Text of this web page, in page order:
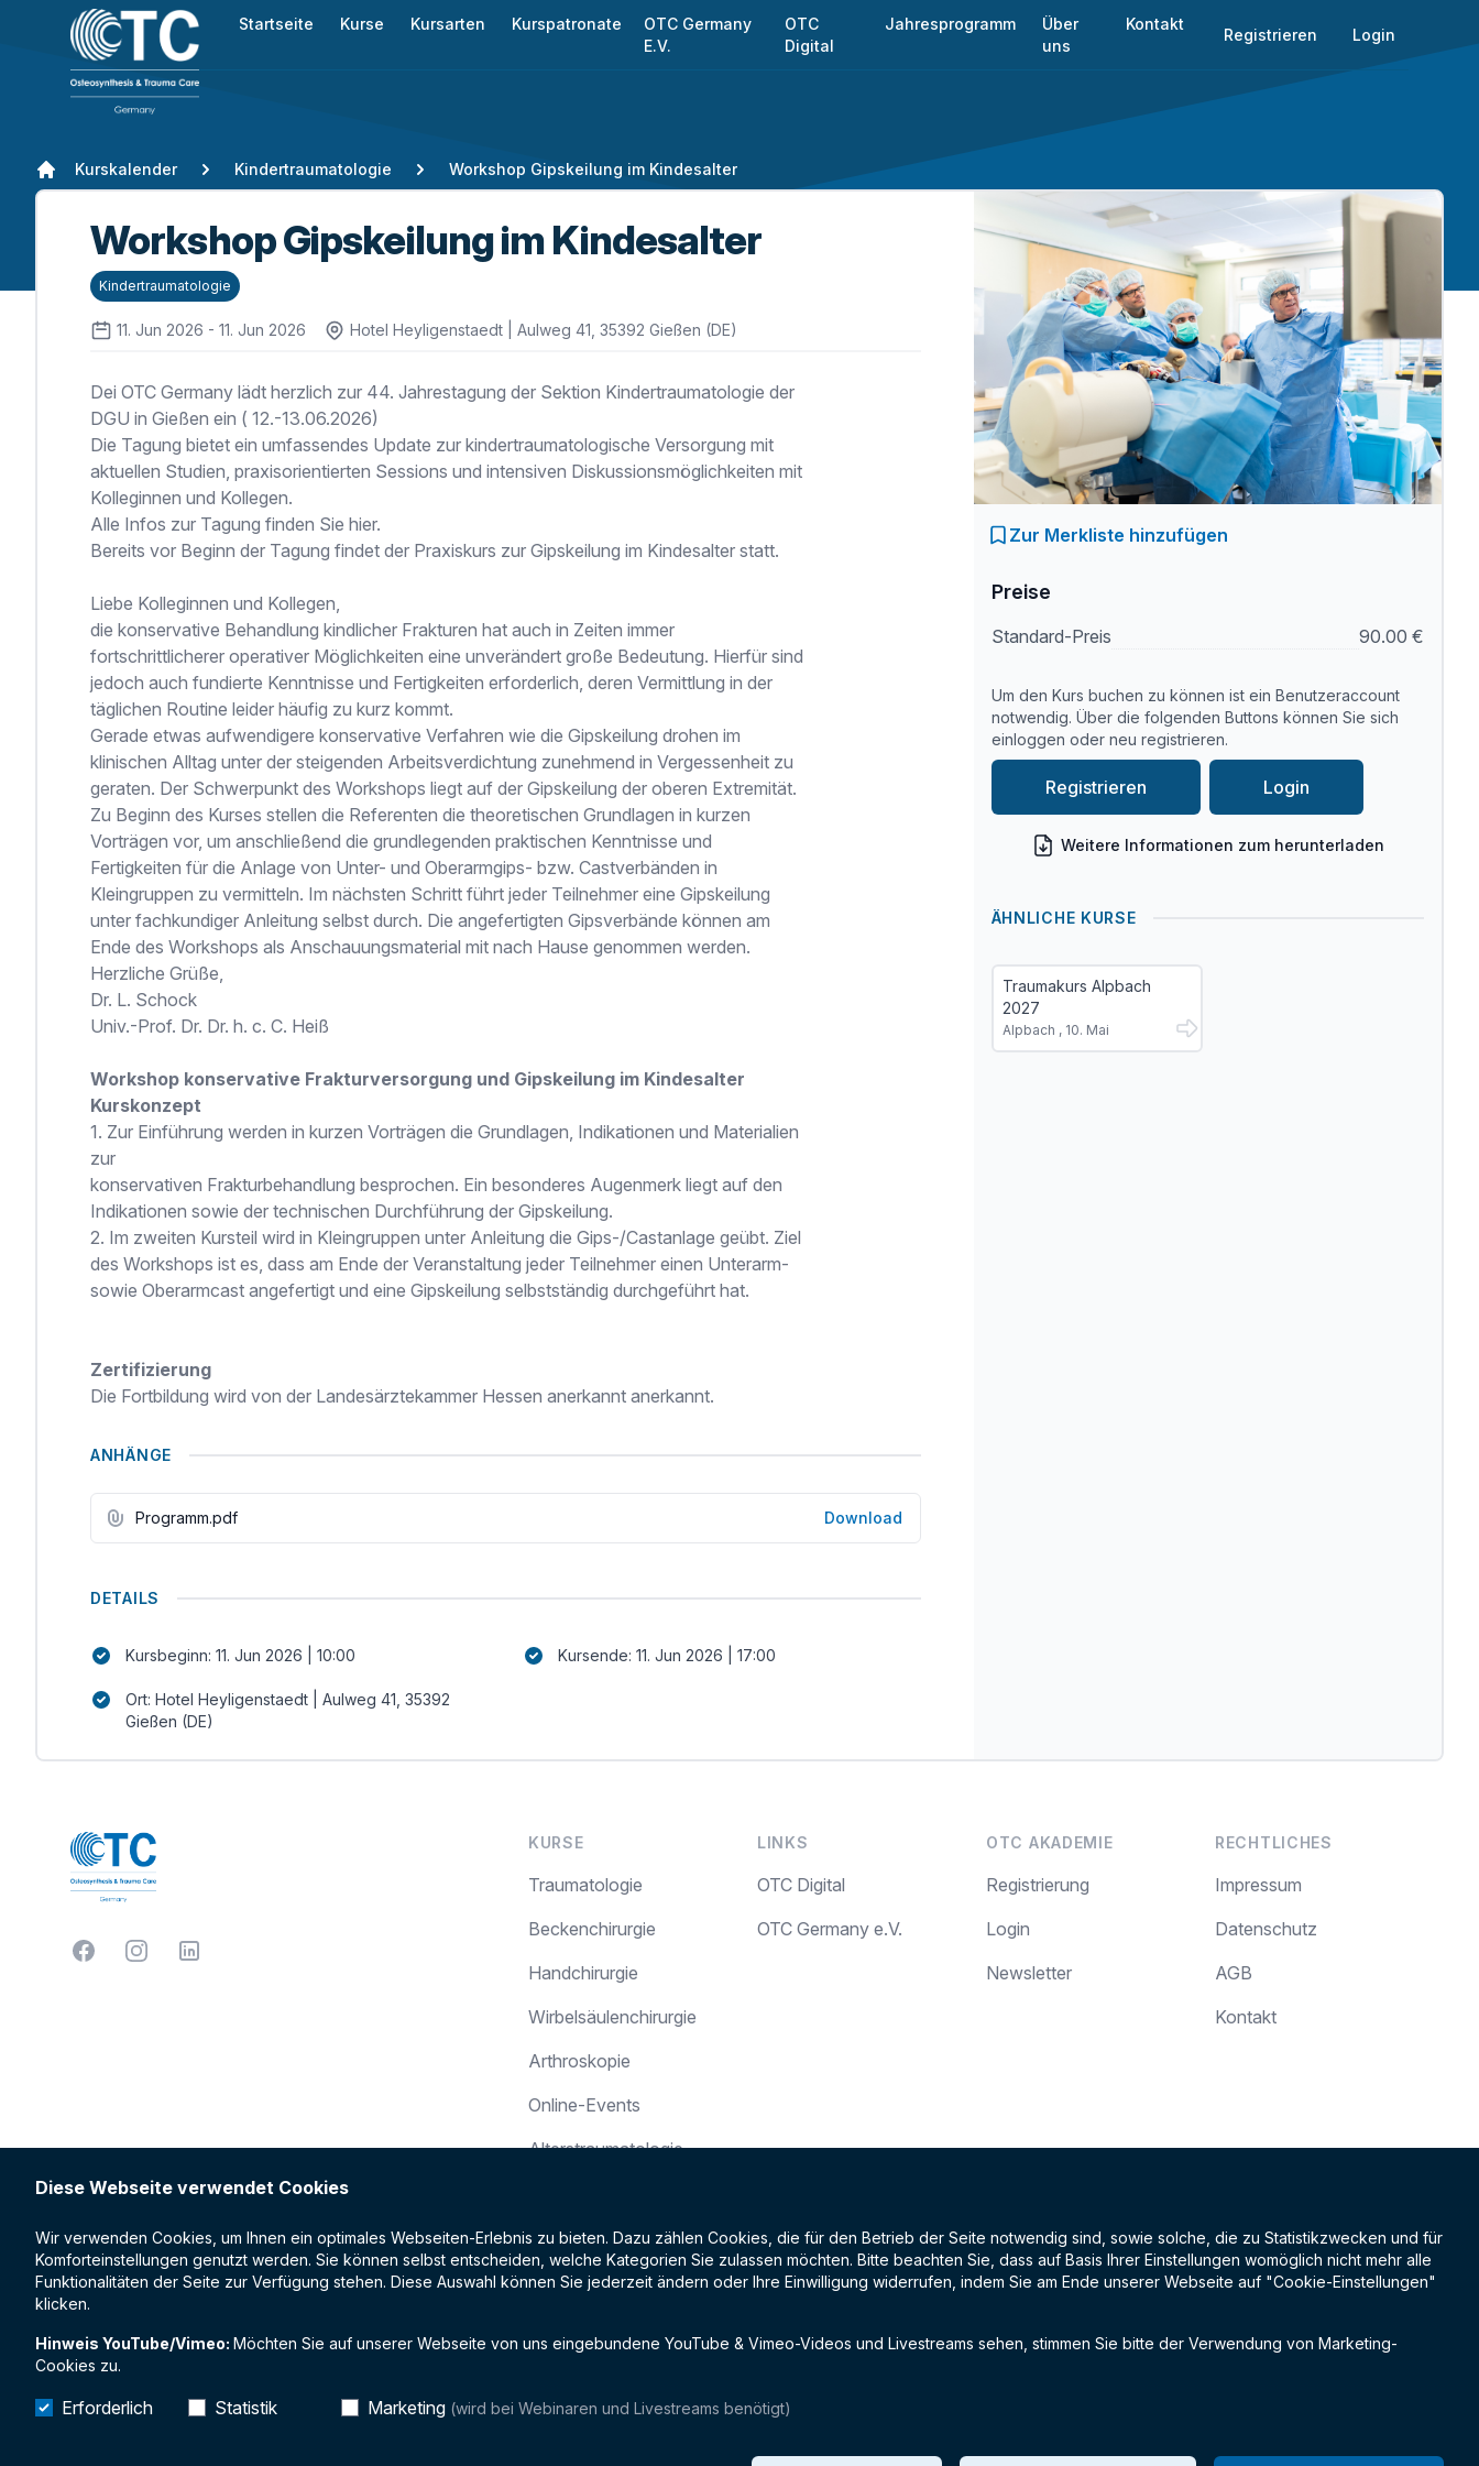
Startseite Kurse Kursarten Kurspatronate
OTC Germany
E.V.
OTC
Digital
Jahresprogramm
Über
uns
Kontakt
Registrieren Login
Kurskalender Kindertraumatologie Workshop Gipskeilung im Kindesalter
Workshop Gipskeilung im Kindesalter
Kindertraumatologie
11. Jun 2026 - 11. Jun 2026 Hotel Heyligenstaedt | Aulweg 41, 35392 Gießen (DE)
Dei OTC Germany lädt herzlich zur 44. Jahrestagung der Sektion Kindertraumatologie der
DGU in Gießen ein ( 12.-13.06.2026)
Die Tagung bietet ein umfassendes Update zur kindertraumatologische Versorgung mit
aktuellen Studien, praxisorientierten Sessions und intensiven Diskussionsmöglichkeiten mit
Kolleginnen und Kollegen.
Alle Infos zur Tagung finden Sie hier.
Bereits vor Beginn der Tagung findet der Praxiskurs zur Gipskeilung im Kindesalter statt.
Liebe Kolleginnen und Kollegen,
die konservative Behandlung kindlicher Frakturen hat auch in Zeiten immer
fortschrittlicherer operativer Möglichkeiten eine unverändert große Bedeutung. Hierfür sind
jedoch auch fundierte Kenntnisse und Fertigkeiten erforderlich, deren Vermittlung in der
täglichen Routine leider häufig zu kurz kommt.
Gerade etwas aufwendigere konservative Verfahren wie die Gipskeilung drohen im
klinischen Alltag unter der steigenden Arbeitsverdichtung zunehmend in Vergessenheit zu
geraten. Der Schwerpunkt des Workshops liegt auf der Gipskeilung der oberen Extremität.
Zu Beginn des Kurses stellen die Referenten die theoretischen Grundlagen in kurzen
Vorträgen vor, um anschließend die grundlegenden praktischen Kenntnisse und
Fertigkeiten für die Anlage von Unter- und Oberarmgips- bzw. Castverbänden in
Kleingruppen zu vermitteln. Im nächsten Schritt führt jeder Teilnehmer eine Gipskeilung
unter fachkundiger Anleitung selbst durch. Die angefertigten Gipsverbände können am
Ende des Workshops als Anschauungsmaterial mit nach Hause genommen werden.
Herzliche Grüße,
Dr. L. Schock
Univ.-Prof. Dr. Dr. h. c. C. Heiß
Workshop konservative Frakturversorgung und Gipskeilung im Kindesalter
Kurskonzept
1. Zur Einführung werden in kurzen Vorträgen die Grundlagen, Indikationen und Materialien
zur
konservativen Frakturbehandlung besprochen. Ein besonderes Augenmerk liegt auf den
Indikationen sowie der technischen Durchführung der Gipskeilung.
2. Im zweiten Kursteil wird in Kleingruppen unter Anleitung die Gips-/Castanlage geübt. Ziel
des Workshops ist es, dass am Ende der Veranstaltung jeder Teilnehmer einen Unterarm-
sowie Oberarmcast angefertigt und eine Gipskeilung selbstständig durchgeführt hat.
Zertifizierung
Die Fortbildung wird von der Landesärztekammer Hessen anerkannt anerkannt.
ANHÄNGE
Programm.pdf Download
DETAILS
Kursbeginn: 11. Jun 2026 | 10:00 Kursende: 11. Jun 2026 | 17:00
Ort: Hotel Heyligenstaedt | Aulweg 41, 35392
Gießen (DE)
Zur Merkliste hinzufügen
Preise
Standard-Preis 90.00 €
Um den Kurs buchen zu können ist ein Benutzeraccount
notwendig. Über die folgenden Buttons können Sie sich
einloggen oder neu registrieren.
Registrieren Login
Weitere Informationen zum herunterladen
ÄHNLICHE KURSE
Traumakurs Alpbach
2027
Alpbach , 10. Mai
FacebookInstagramLinkedIn
KURSE
Traumatologie
Beckenchirurgie
Handchirurgie
Wirbelsäulenchirurgie
Arthroskopie
Online-Events
Alterstraumatologie
Fußchirurgie
Ellenbogenchirurgie
LINKS
OTC Digital
OTC Germany e.V.
OTC AKADEMIE
Registrierung
Login
Newsletter
RECHTLICHES
Impressum
Datenschutz
AGB
Kontakt
Diese Webseite verwendet Cookies
Wir verwenden Cookies, um Ihnen ein optimales Webseiten-Erlebnis zu bieten. Dazu zählen Cookies, die für den Betrieb der Seite notwendig sind, sowie solche, die zu Statistikzwecken und für
Komforteinstellungen genutzt werden. Sie können selbst entscheiden, welche Kategorien Sie zulassen möchten. Bitte beachten Sie, dass auf Basis Ihrer Einstellungen womöglich nicht mehr alle
Funktionalitäten der Seite zur Verfügung stehen. Diese Auswahl können Sie jederzeit ändern oder Ihre Einwilligung widerrufen, indem Sie am Ende unserer Webseite auf "Cookie-Einstellungen"
klicken.
Hinweis YouTube/Vimeo: Möchten Sie auf unserer Webseite von uns eingebundene YouTube & Vimeo-Videos und Livestreams sehen, stimmen Sie bitte der Verwendung von Marketing-
Cookies zu.
Erforderlich Statistik Marketing (wird bei Webinaren und Livestreams benötigt)